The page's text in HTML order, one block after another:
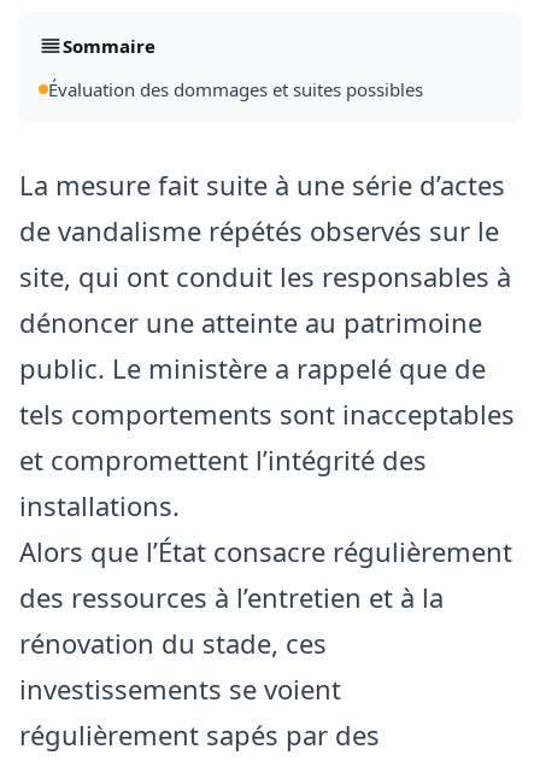
Sommaire
Évaluation des dommages et suites possibles
La mesure fait suite à une série d’actes
de vandalisme répétés observés sur le
site, qui ont conduit les responsables à
dénoncer une atteinte au patrimoine
public. Le ministère a rappelé que de
tels comportements sont inacceptables
et compromettent l’intégrité des
installations.
Alors que l’État consacre régulièrement
des ressources à l’entretien et à la
rénovation du stade, ces
investissements se voient
régulièrement sapés par des